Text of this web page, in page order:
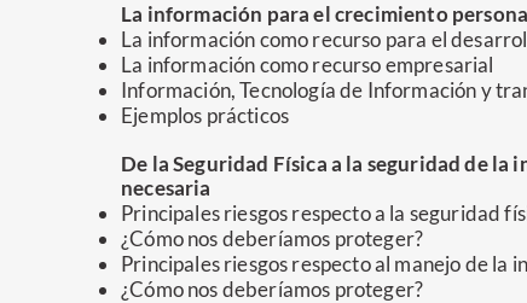
La información para el crecimiento
La información como recurso para el
La información como recurso empresarial
Información, Tecnología de Información y
Ejemplos prácticos
De la Seguridad Física a la seguridad de
necesaria
Principales riesgos respecto a la seguridad
¿Cómo nos deberíamos proteger?
Principales riesgos respecto al manejo de la
¿Cómo nos deberíamos proteger?